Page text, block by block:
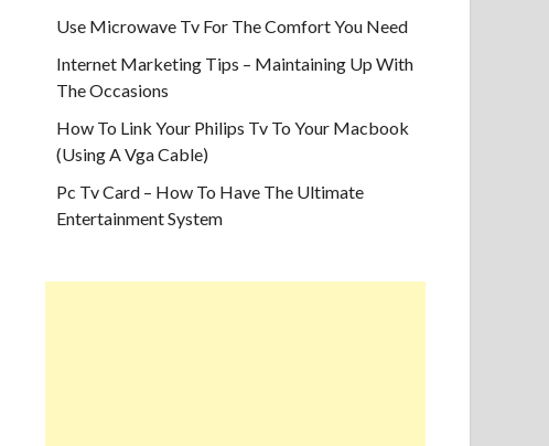
Use Microwave Tv For The Comfort You Need
Internet Marketing Tips – Maintaining Up With
The Occasions
How To Link Your Philips Tv To Your Macbook
(Using A Vga Cable)
Pc Tv Card – How To Have The Ultimate
Entertainment System